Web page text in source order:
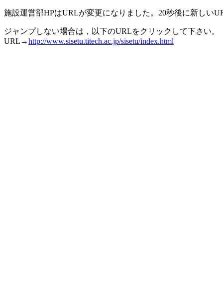
施設運営部HPはURLが変更になりました。20秒後に新しい
ジャンプしない場合は，以下のURLをクリックして下さい。
URL→http://www.sisetu.titech.ac.jp/sisetu/index.html